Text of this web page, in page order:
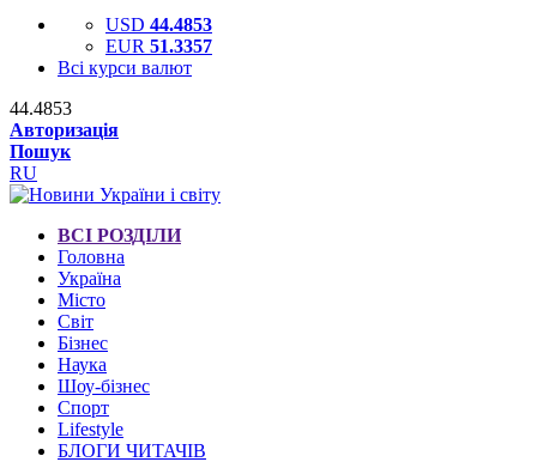
USD 44.4853
EUR 51.3357
Всі курси валют
44.4853
Авторизація
Пошук
RU
ВСІ РОЗДІЛИ
Головна
Україна
Місто
Світ
Бізнес
Наука
Шоу-бізнес
Спорт
Lifestyle
БЛОГИ ЧИТАЧІВ